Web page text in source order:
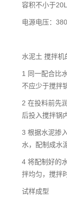
容积不小于20L
电源电压：
水泥土 搅拌机
1 同一配合比
不应少于搅拌
2 在投料前先
后投入搅拌锅
3 根据水泥掺
水，配制成水
4 将配制好的
拌均匀，搅拌
试样成型